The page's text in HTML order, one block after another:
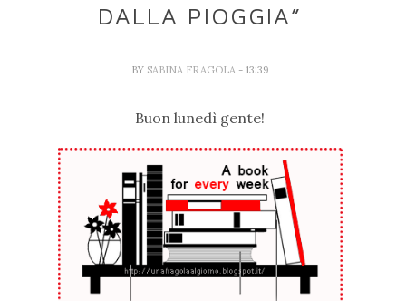
DALLA PIOGGIA”
BY SABINA FRAGOLA - 13:39
Buon lunedì gente!